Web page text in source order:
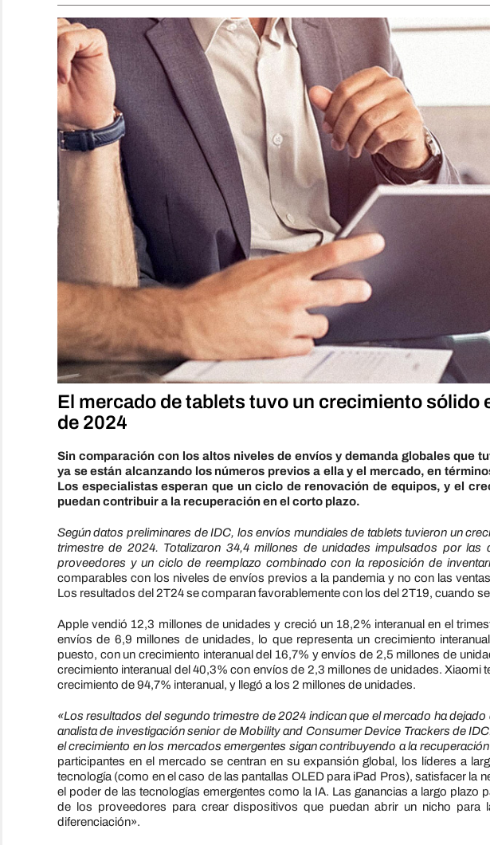
El mercado de tablets tuvo un crecimiento sólido
de 2024
Sin comparación con los altos niveles de envíos y demanda globales que
ya se están alcanzando los números previos a ella y el mercado, en
Los especialistas esperan que un ciclo de renovación de equipos, y el
puedan contribuir a la recuperación en el corto plazo.
Según datos preliminares de IDC, los envíos mundiales de tablets tuvieron un
trimestre de 2024. Totalizaron 34,4 millones de unidades impulsados por las
proveedores y un ciclo de reemplazo combinado con la reposición de
comparables con los niveles de envíos previos a la pandemia y no con las
Los resultados del 2T24 se comparan favorablemente con los del 2T19, cuando
Apple vendió 12,3 millones de unidades y creció un 18,2% interanual en el
envíos de 6,9 millones de unidades, lo que representa un crecimiento
puesto, con un crecimiento interanual del 16,7% y envíos de 2,5 millones de
crecimiento interanual del 40,3% con envíos de 2,3 millones de unidades. Xiaomi
crecimiento de 94,7% interanual, y llegó a los 2 millones de unidades.
«Los resultados del segundo trimestre de 2024 indican que el mercado ha
analista de investigación senior de Mobility and Consumer Device Trackers de
el crecimiento en los mercados emergentes sigan contribuyendo a la
participantes en el mercado se centran en su expansión global, los líderes a
tecnología (como en el caso de las pantallas OLED para iPad Pros), satisfacer la
el poder de las tecnologías emergentes como la IA. Las ganancias a largo plazo
de los proveedores para crear dispositivos que puedan abrir un nicho para
diferenciación».